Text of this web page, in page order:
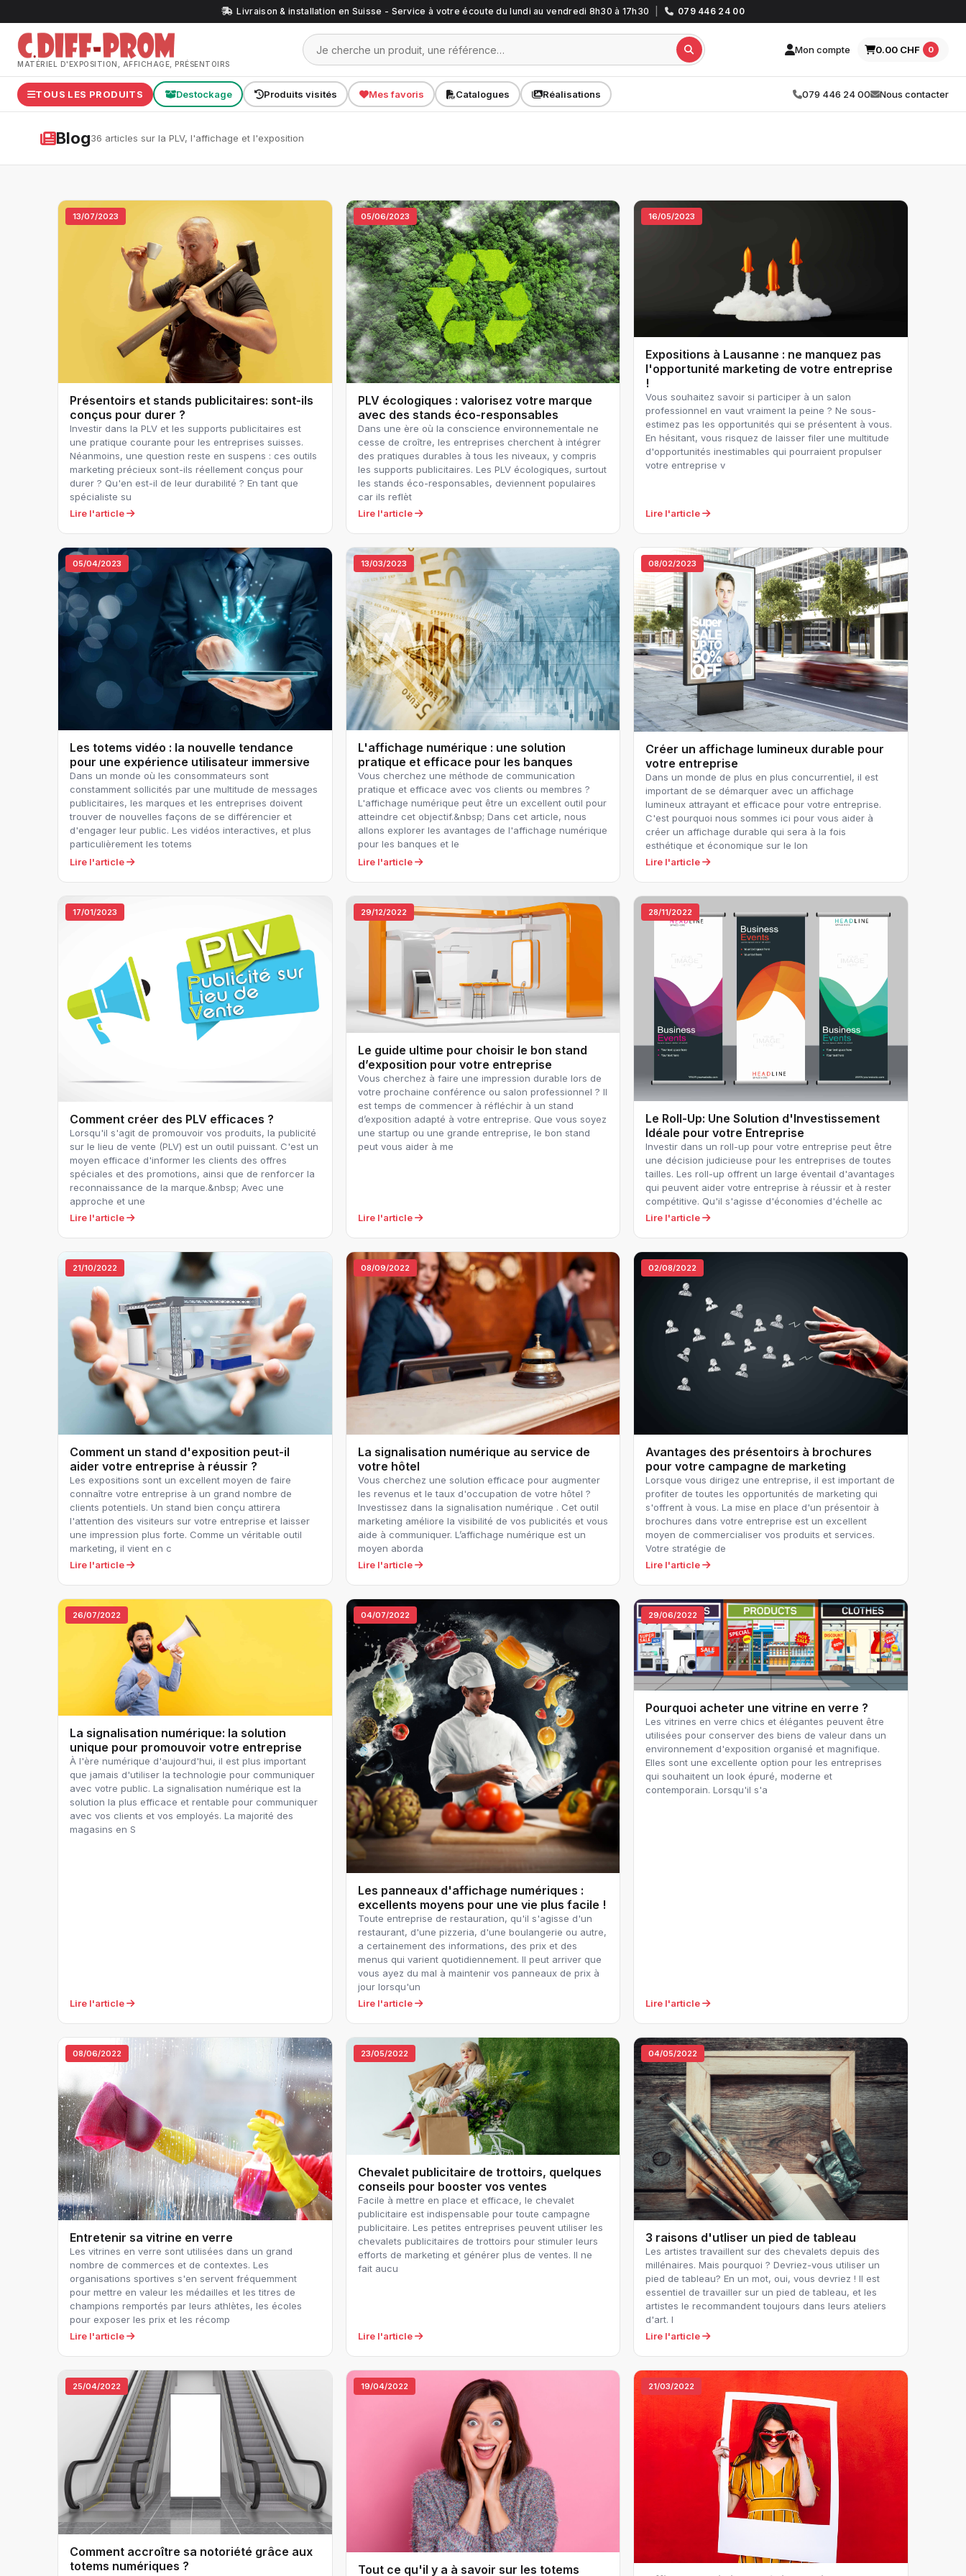
Livraison & installation en Suisse - Service à votre écoute du lundi au vendredi 8h30 à 17h30 079 446 24 00
MATÉRIEL D'EXPOSITION, AFFICHAGE, PRÉSENTOIRS
Mon compte 0.00 CHF 0
TOUS LES PRODUITS Destockage Produits visités Mes favoris Catalogues Réalisations 079 446 24 00 Nous contacter
Blog36 articles sur la PLV, l'affichage et l'exposition
13/07/2023
Présentoirs et stands publicitaires: sont-ils
conçus pour durer ?
Investir dans la PLV et les supports publicitaires est
une pratique courante pour les entreprises suisses.
Néanmoins, une question reste en suspens : ces outils
marketing précieux sont-ils réellement conçus pour
durer ? Qu'en est-il de leur durabilité ? En tant que
spécialiste su
Lire l'article
05/06/2023
PLV écologiques : valorisez votre marque
avec des stands éco-responsables
Dans une ère où la conscience environnementale ne
cesse de croître, les entreprises cherchent à intégrer
des pratiques durables à tous les niveaux, y compris
les supports publicitaires. Les PLV écologiques, surtout
les stands éco-responsables, deviennent populaires
car ils reflèt
Lire l'article
16/05/2023
Expositions à Lausanne : ne manquez pas
l'opportunité marketing de votre entreprise
!
Vous souhaitez savoir si participer à un salon
professionnel en vaut vraiment la peine ? Ne sous-
estimez pas les opportunités qui se présentent à vous.
En hésitant, vous risquez de laisser filer une multitude
d'opportunités inestimables qui pourraient propulser
votre entreprise v
Lire l'article
05/04/2023
Les totems vidéo : la nouvelle tendance
pour une expérience utilisateur immersive
Dans un monde où les consommateurs sont
constamment sollicités par une multitude de messages
publicitaires, les marques et les entreprises doivent
trouver de nouvelles façons de se différencier et
d'engager leur public. Les vidéos interactives, et plus
particulièrement les totems
Lire l'article
13/03/2023
L'affichage numérique : une solution
pratique et efficace pour les banques
Vous cherchez une méthode de communication
pratique et efficace avec vos clients ou membres ?
L'affichage numérique peut être un excellent outil pour
atteindre cet objectif.&nbsp; Dans cet article, nous
allons explorer les avantages de l'affichage numérique
pour les banques et le
Lire l'article
08/02/2023
Créer un affichage lumineux durable pour
votre entreprise
Dans un monde de plus en plus concurrentiel, il est
important de se démarquer avec un affichage
lumineux attrayant et efficace pour votre entreprise.
C'est pourquoi nous sommes ici pour vous aider à
créer un affichage durable qui sera à la fois
esthétique et économique sur le lon
Lire l'article
17/01/2023
Comment créer des PLV efficaces ?
Lorsqu'il s'agit de promouvoir vos produits, la publicité
sur le lieu de vente (PLV) est un outil puissant. C'est un
moyen efficace d'informer les clients des offres
spéciales et des promotions, ainsi que de renforcer la
reconnaissance de la marque.&nbsp; Avec une
approche et une
Lire l'article
29/12/2022
Le guide ultime pour choisir le bon stand
d’exposition pour votre entreprise‍
Vous cherchez à faire une impression durable lors de
votre prochaine conférence ou salon professionnel ? Il
est temps de commencer à réfléchir à un stand
d’exposition adapté à votre entreprise. Que vous soyez
une startup ou une grande entreprise, le bon stand
peut vous aider à me
Lire l'article
28/11/2022
Le Roll-Up: Une Solution d'Investissement
Idéale pour votre Entreprise
Investir dans un roll-up pour votre entreprise peut être
une décision judicieuse pour les entreprises de toutes
tailles. Les roll-up offrent un large éventail d'avantages
qui peuvent aider votre entreprise à réussir et à rester
compétitive. Qu'il s'agisse d'économies d'échelle ac
Lire l'article
21/10/2022
Comment un stand d'exposition peut-il
aider votre entreprise à réussir ?
Les expositions sont un excellent moyen de faire
connaître votre entreprise à un grand nombre de
clients potentiels. Un stand bien conçu attirera
l'attention des visiteurs sur votre entreprise et laisser
une impression plus forte. Comme un véritable outil
marketing, il vient en c
Lire l'article
08/09/2022
La signalisation numérique au service de
votre hôtel
Vous cherchez une solution efficace pour augmenter
les revenus et le taux d'occupation de votre hôtel ?
Investissez dans la signalisation numérique . Cet outil
marketing améliore la visibilité de vos publicités et vous
aide à communiquer. L’affichage numérique est un
moyen aborda
Lire l'article
02/08/2022
Avantages des présentoirs à brochures
pour votre campagne de marketing
Lorsque vous dirigez une entreprise, il est important de
profiter de toutes les opportunités de marketing qui
s'offrent à vous. La mise en place d'un présentoir à
brochures dans votre entreprise est un excellent
moyen de commercialiser vos produits et services.
Votre stratégie de
Lire l'article
26/07/2022
La signalisation numérique: la solution
unique pour promouvoir votre entreprise
À l'ère numérique d'aujourd'hui, il est plus important
que jamais d'utiliser la technologie pour communiquer
avec votre public. La signalisation numérique est la
solution la plus efficace et rentable pour communiquer
avec vos clients et vos employés. La majorité des
magasins en S
Lire l'article
04/07/2022
Les panneaux d'affichage numériques :
excellents moyens pour une vie plus facile !
Toute entreprise de restauration, qu'il s'agisse d'un
restaurant, d'une pizzeria, d'une boulangerie ou autre,
a certainement des informations, des prix et des
menus qui varient quotidiennement. Il peut arriver que
vous ayez du mal à maintenir vos panneaux de prix à
jour lorsqu'un
Lire l'article
29/06/2022
Pourquoi acheter une vitrine en verre ?
Les vitrines en verre chics et élégantes peuvent être
utilisées pour conserver des biens de valeur dans un
environnement d'exposition organisé et magnifique.
Elles sont une excellente option pour les entreprises
qui souhaitent un look épuré, moderne et
contemporain. Lorsqu'il s'a
Lire l'article
08/06/2022
Entretenir sa vitrine en verre
Les vitrines en verre sont utilisées dans un grand
nombre de commerces et de contextes. Les
organisations sportives s'en servent fréquemment
pour mettre en valeur les médailles et les titres de
champions remportés par leurs athlètes, les écoles
pour exposer les prix et les récomp
Lire l'article
23/05/2022
Chevalet publicitaire de trottoirs, quelques
conseils pour booster vos ventes
Facile à mettre en place et efficace, le chevalet
publicitaire est indispensable pour toute campagne
publicitaire. Les petites entreprises peuvent utiliser les
chevalets publicitaires de trottoirs pour stimuler leurs
efforts de marketing et générer plus de ventes. Il ne
fait aucu
Lire l'article
04/05/2022
3 raisons d'utliser un pied de tableau
Les artistes travaillent sur des chevalets depuis des
millénaires. Mais pourquoi ? Devriez-vous utiliser un
pied de tableau? En un mot, oui, vous devriez ! Il est
essentiel de travailler sur un pied de tableau, et les
artistes le recommandent toujours dans leurs ateliers
d'art. I
Lire l'article
25/04/2022
Comment accroître sa notoriété grâce aux
totems numériques ?
19/04/2022
Tout ce qu'il y a à savoir sur les totems
21/03/2022